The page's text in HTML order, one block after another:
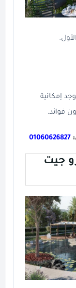
يوجد إمكانية
01060626827
جيت